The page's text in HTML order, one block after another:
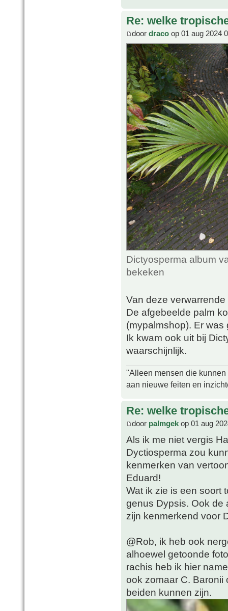
Re: welke
door draco op 01 aug 2024
Dictyosperma album
bekeken
Van deze
De afgebeelde palm
(mypalmshop). Er
Ik kwam ook uit bij
waarschijnlijk.
"Alleen mensen die
aan nieuwe feiten en
Re: welke
door palmgek op 01 aug
Als ik me niet vergis
Dyctiosperma zou
kenmerken van
Eduard!
Wat ik zie is een soort
genus Dypsis. Ook de
zijn kenmerkend voor
@Rob, ik heb ook
alhoewel getoonde
rachis heb ik hier
ook zomaar C. Baronii
beiden kunnen zijn.